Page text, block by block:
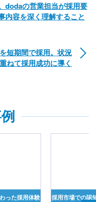
dodaの営業担当が採用要
内容を深く理解すること
短期間で採用。状況
ねて採用成功に導く
った採用体験 採用市場での認